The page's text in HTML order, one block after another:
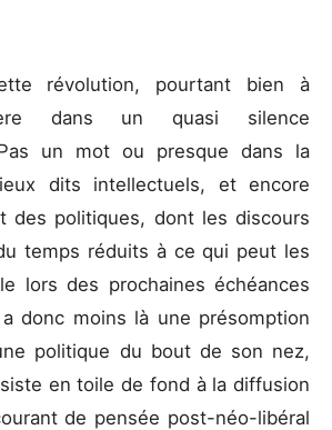
révolution, pourtant bien à
dans un quasi silence
un mot ou presque dans la
dits intellectuels, et encore
des politiques, dont les discours
temps réduits à ce qui peut les
lors des prochaines échéances
donc moins là une présomption
politique du bout de son nez,
en toile de fond à la diffusion
de pensée post-néo-libéral